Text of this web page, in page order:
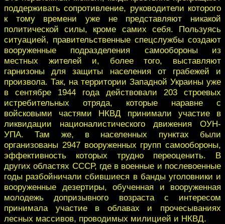
поддерживать сопротивление, руководители которого
к тому времени уже не представляют никакой
политической силы, кроме самих себя. Пользуясь
ситуацией, правительственные спецслужбы создают
вооруженные подразделения самообороны из
местных жителей и, более того, выставляют
гарнизоны для защиты населения от грабежей и
произвола. Так, на территории Западной Украины уже
в сентябре 1944 года действовали 203 строевых
истребительных отряда, которые наравне с
войсковыми частями НКВД принимали участие в
ликвидации националистического движения ОУН-
УПА. Там же, в населенных пунктах были
организованы 2947 вооруженных групп самообороны,
эффективность которых трудно переоценить. В
других областях СССР, где в военные и послевоенные
годы разбойничали сбившиеся в банды уголовники и
вооруженные дезертиры, обученная и вооруженная
молодежь допризывного возраста с интересом
принимала участие в облавах и прочесываниях
лесных массивов, проводимых милицией и НКВД.